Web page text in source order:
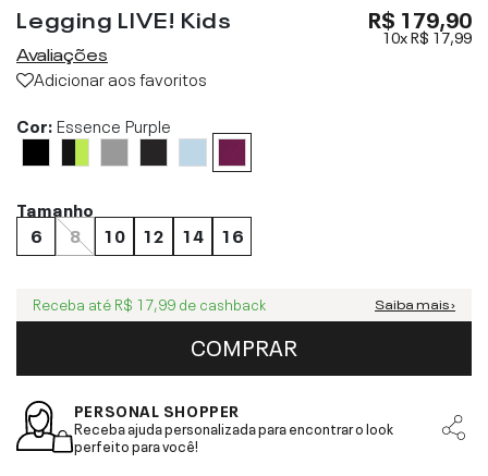
Legging LIVE! Kids
Avaliações
Adicionar aos favoritos
R$ 179,90
10xR$ 17,99
Cor:Essence Purple
Tamanho
6
8 10 12 14 16
Receba até R$ 17,99 de cashback Saiba mais ›
COMPRAR
PERSONAL SHOPPER
Receba ajuda personalizada para encontrar o look
perfeito para você!